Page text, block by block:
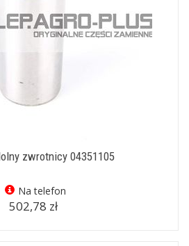
zwrotnicy 04351105
Na telefon
502,78 zł